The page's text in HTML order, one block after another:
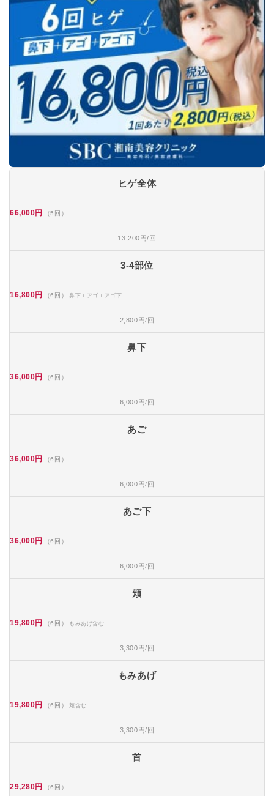
ヒゲ全体
66,000円 （5回）
13,200円/回
3-4部位
16,800円 （6回） 鼻下＋アゴ＋アゴ下
2,800円/回
鼻下
36,000円 （6回）
6,000円/回
あご
36,000円 （6回）
6,000円/回
あご下
36,000円 （6回）
6,000円/回
頬
19,800円 （6回） もみあげ含む
3,300円/回
もみあげ
19,800円 （6回） 頬含む
3,300円/回
首
29,280円 （6回）